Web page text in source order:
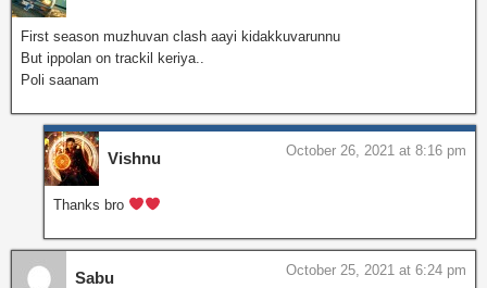
First season muzhuvan clash aayi kidakkuvarunnu
But ippolan on trackil keriya..
Poli saanam
Vishnu October 26, 2021 at 8:16 pm
Thanks bro
Sabu October 25, 2021 at 6:24 pm